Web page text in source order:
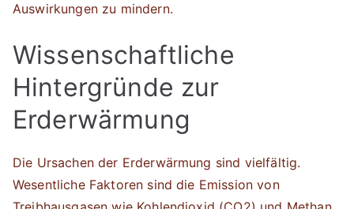
Auswirkungen zu mindern.
Wissenschaftliche
Hintergründe zur
Erderwärmung
Die Ursachen der Erderwärmung sind vielfältig.
Wesentliche Faktoren sind die Emission von